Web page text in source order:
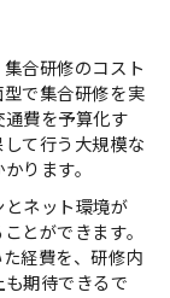
合研修のコスト
で集合研修を実
費を予算化す
て行う大規模な
ります。
ネット環境が
とができます。
経費を、研修内
期待できるで